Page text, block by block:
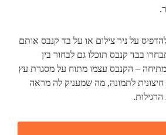
על ניר צילום או על בד קנבס אותם
בבד קנבס תוכלו גם לבחור בין
– הקנבס עצמו מתוח על מסגרת עץ
לתמונה, מה שמעניק לה מראה